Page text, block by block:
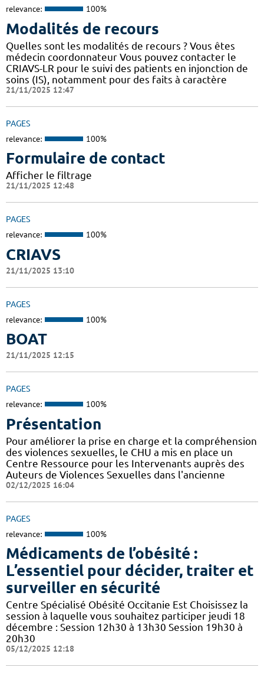
relevance: 100%
Modalités de recours
Quelles sont les modalités de recours ? Vous êtes
médecin coordonnateur Vous pouvez contacter le
CRIAVS-LR pour le suivi des patients en injonction de
soins (IS), notamment pour des faits à caractère
21/11/2025 12:47
PAGES
relevance: 100%
Formulaire de contact
Afficher le filtrage
21/11/2025 12:48
PAGES
relevance: 100%
CRIAVS
21/11/2025 13:10
PAGES
relevance: 100%
BOAT
21/11/2025 12:15
PAGES
relevance: 100%
Présentation
Pour améliorer la prise en charge et la compréhension
des violences sexuelles, le CHU a mis en place un
Centre Ressource pour les Intervenants auprès des
Auteurs de Violences Sexuelles dans l'ancienne
02/12/2025 16:04
PAGES
relevance: 100%
Médicaments de l’obésité :
L’essentiel pour décider, traiter et
surveiller en sécurité
Centre Spécialisé Obésité Occitanie Est Choisissez la
session à laquelle vous souhaitez participer jeudi 18
décembre : Session 12h30 à 13h30 Session 19h30 à
20h30
05/12/2025 12:18